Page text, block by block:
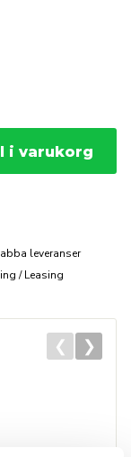
i varukorg
leveranser
/ Leasing
❮ ❯